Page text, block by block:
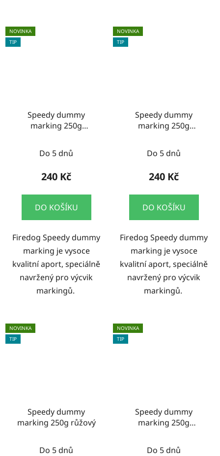
NOVINKA
TIP
Speedy dummy
marking 250g
Do 5 dnů
240 Kč
DO KOŠÍKU
Firedog Speedy dummy
marking je vysoce
kvalitní aport, speciálně
navržený pro výcvik
markingů.
NOVINKA
TIP
Speedy dummy
marking 250g
Do 5 dnů
240 Kč
DO KOŠÍKU
Firedog Speedy dummy
marking je vysoce
kvalitní aport, speciálně
navržený pro výcvik
markingů.
NOVINKA
TIP
Speedy dummy
marking 250g růžový
Do 5 dnů
NOVINKA
TIP
Speedy dummy
marking 250g
Do 5 dnů